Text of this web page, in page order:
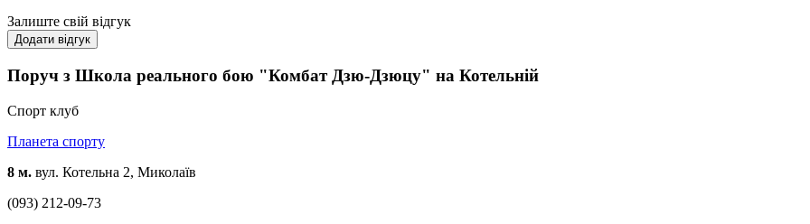
Залиште свій відгук
Додати відгук
Поруч з Школа реального бою "Комбат Дзю-Дзюцу" на Котельній
Спорт клуб
Планета спорту
8 м. вул. Котельна 2, Миколаїв
(093) 212-09-73